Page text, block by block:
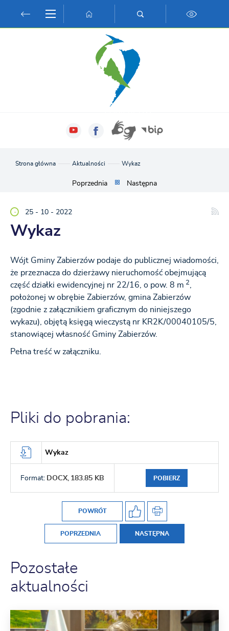
Przejdź do wyszukiwarki.
Przejdź do ustawień wielkości czcionki.
Włącz wersję kontrastową strony.
Strona główna Aktualności Wykaz
Poprzednia Następna
25 - 10 - 2022
Wykaz
Wójt Gminy Zabierzów podaje do publicznej wiadomości,
że przeznacza do dzierżawy nieruchomość obejmującą
część działki ewidencyjnej nr 22/16, o pow. 8 m 2
położonej w obrębie Zabierzów, gmina Zabierzów
(zgodnie z załącznikiem graficznym do niniejszego
wykazu), objętą księgą wieczystą nr KR2K/00040105/5,
stanowiącej własność Gminy Zabierzów.
Pełna treść w załączniku.
Pliki do pobrania:
Wykaz
Format: DOCX, 183.85 KB POBIERZ
POWRÓT
POPRZEDNIA NASTĘPNA
Pozostałe
aktualności